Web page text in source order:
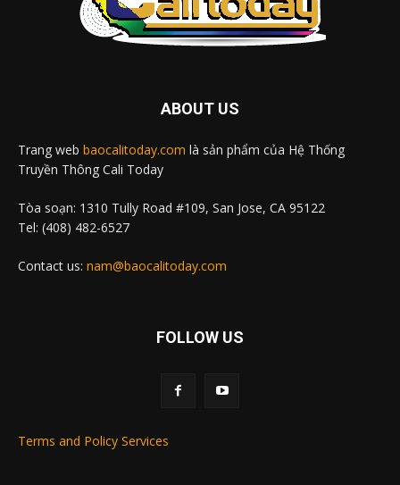
ABOUT US
Trang web baocalitoday.com là sản phẩm của Hệ Thống
Truyền Thông Cali Today
Tòa soạn: 1310 Tully Road #109, San Jose, CA 95122
Tel: (408) 482-6527
Contact us: nam@baocalitoday.com
FOLLOW US
Terms and Policy Services